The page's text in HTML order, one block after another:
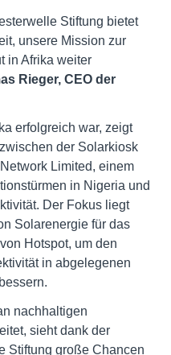
Stiftung bietet
unsere Mission zur
in Afrika weiter
Rieger, CEO der
erfolgreich war, zeigt
der Solarkiosk
Limited, einem
in Nigeria und
Der Fokus liegt
Solarenergie für das
Hotspot, um den
in abgelegenen
nachhaltigen
sieht dank der
Stiftung große Chancen